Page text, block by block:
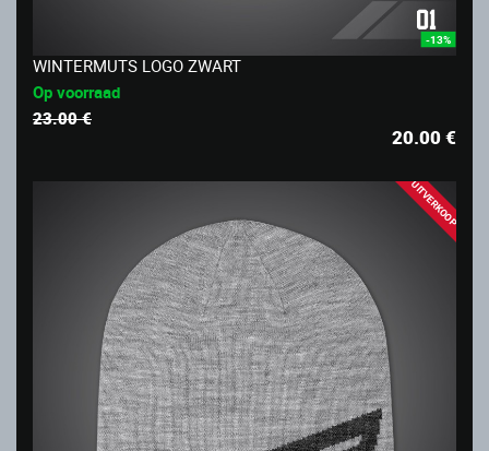
-13%
WINTERMUTS LOGO ZWART
Op voorraad
23.00 €
20.00€
UITVERKOOP